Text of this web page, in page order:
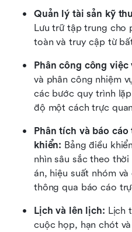
Quản lý tài sản kỹ
Lưu trữ tập trung cho
toàn và truy cập từ
Phân công công
và phân công nhiệm
các bước quy trình
độ một cách trực
Phân tích và báo
khiển: Bảng điều
nhìn sâu sắc theo
án, hiệu suất nhóm
thông qua báo cáo
Lịch và lên lịch: Lịch
cuộc họp, hạn chót